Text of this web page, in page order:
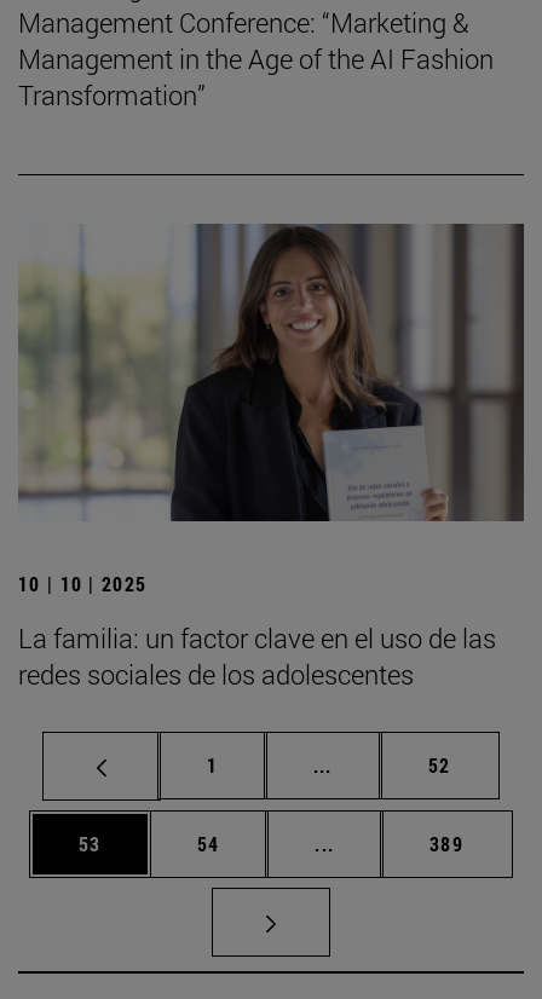
Management Conference: “Marketing &
Management in the Age of the AI Fashion
Transformation”
10 | 10 | 2025
La familia: un factor clave en el uso de las
redes sociales de los adolescentes
Página
1 ... Páginas intermedias
Página
52
Página
53 Página
54 ... Páginas intermedias
Página
389